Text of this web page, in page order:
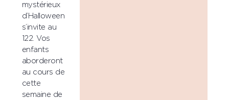
mystérieux
d’Halloween
s’invite au
122. Vos
enfants
aborderont
au cours de
cette
semaine de